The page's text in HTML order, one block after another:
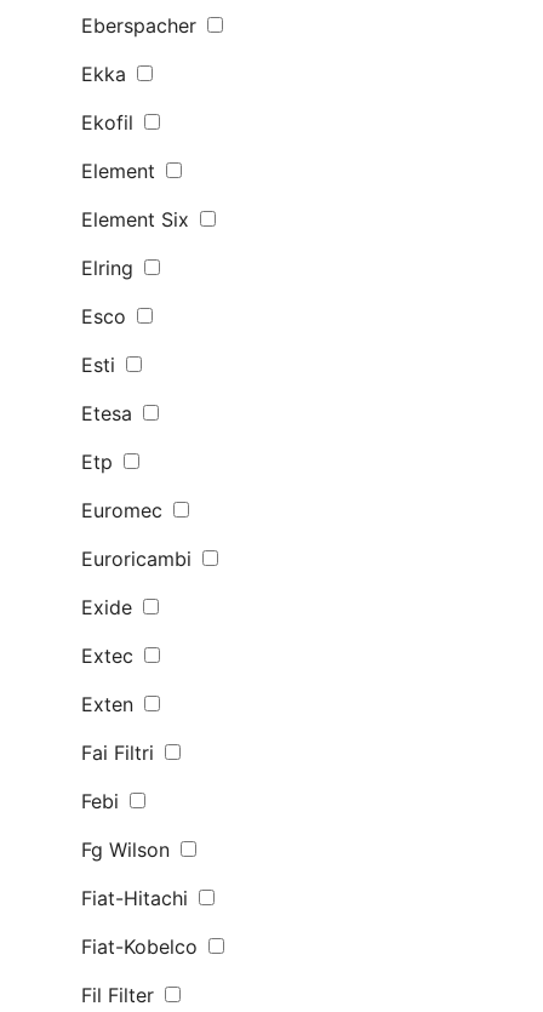
Eberspacher
Ekka
Ekofil
Element
Element Six
Elring
Esco
Esti
Etesa
Etp
Euromec
Euroricambi
Exide
Extec
Exten
Fai Filtri
Febi
Fg Wilson
Fiat-Hitachi
Fiat-Kobelco
Fil Filter